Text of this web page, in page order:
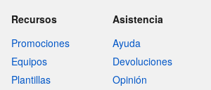
Recursos
Promociones
Equipos
Plantillas
Asistencia
Ayuda
Devoluciones
Opinión